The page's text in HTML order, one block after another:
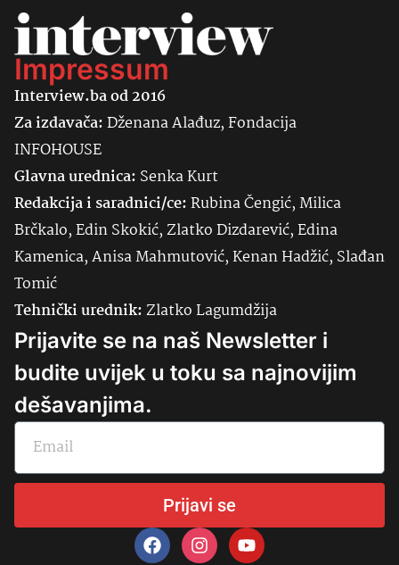
Impressum
Interview.ba od 2016
Za izdavača:Dženana Alađuz, Fondacija
INFOHOUSE
Glavna urednica: SenkaKurt
Redakcija i saradnici/ce:Rubina Čengić, Milica
Brčkalo, Edin Skokić, Zlatko Dizdarević, Edina
Kamenica, Anisa Mahmutović, Kenan Hadžić, Slađan
Tomić
Tehnički urednik:Zlatko Lagumdžija
Prijavite se na naš Newsletter i
budite uvijek u toku sa najnovijim
dešavanjima.
Prijavi se